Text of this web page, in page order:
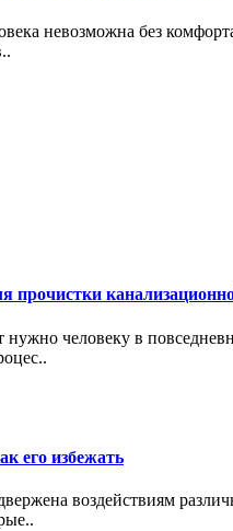
невозможна без
прочистки
нужно человеку в
его избежать
воздействиям